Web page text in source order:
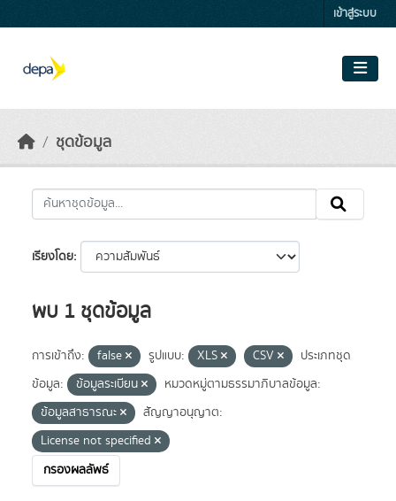
เข้าสู่ระบบ
ชุดข้อมูล
เรียงโดย
พบ 1 ชุดข้อมูล
การเข้าถึง: false รูปแบบ: XLS CSV
ประเภทชุด
ข้อมูล:
ข้อมูลระเบียน
หมวดหมู่ตามธรรมาภิบาลข้อมูล:
ข้อมูลสาธารณะ
สัญญาอนุญาต:
License not specified
กรองผลลัพธ์